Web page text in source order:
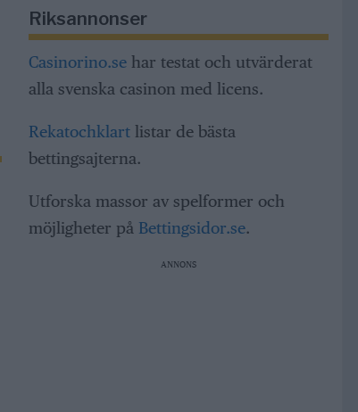
Riksannonser
Casinorino.sehar testat och utvärderat
alla svenska casinon med licens.
Rekatochklartlistar de bästa
bettingsajterna.
Utforska massor av spelformer och
möjligheter på Bettingsidor.se.
ANNONS